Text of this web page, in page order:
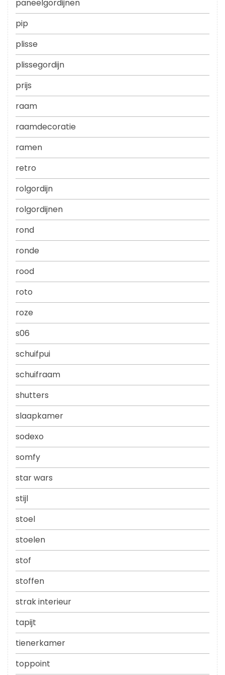
paneelgordijnen
pip
plisse
plissegordijn
prijs
raam
raamdecoratie
ramen
retro
rolgordijn
rolgordijnen
rond
ronde
rood
roto
roze
s06
schuifpui
schuifraam
shutters
slaapkamer
sodexo
somfy
star wars
stijl
stoel
stoelen
stof
stoffen
strak interieur
tapijt
tienerkamer
toppoint